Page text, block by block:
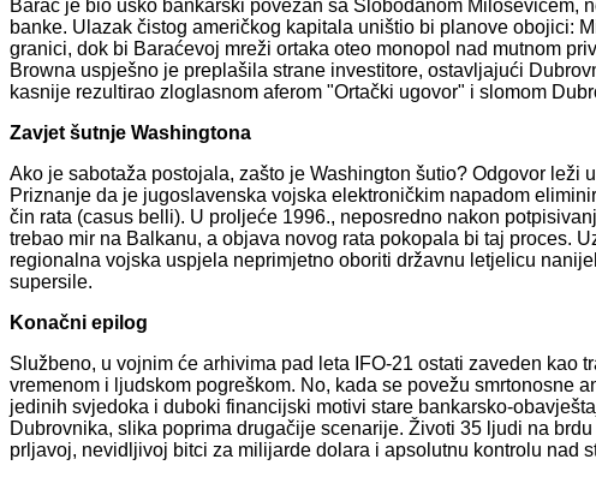
Barać je bio usko bankarski povezan sa Slobodanom Miloševićem,
banke. Ulazak čistog američkog kapitala uništio bi planove obojici:
granici, dok bi Baraćevoj mreži ortaka oteo monopol nad mutnom
Browna uspješno je preplašila strane investitore, ostavljajući
kasnije rezultirao zloglasnom aferom "Ortački ugovor" i slomom
Zavjet šutnje Washingtona
Ako je sabotaža postojala, zašto je Washington šutio? Odgovor leži
Priznanje da je jugoslavenska vojska elektroničkim napadom
čin rata (casus belli). U proljeće 1996., neposredno nakon
trebao mir na Balkanu, a objava novog rata pokopala bi taj proces.
regionalna vojska uspjela neprimjetno oboriti državnu letjelicu
supersile.
Konačni epilog
Službeno, u vojnim će arhivima pad leta IFO-21 ostati zaveden kao
vremenom i ljudskom pogreškom. No, kada se povežu smrtonosne
jedinih svjedoka i duboki financijski motivi stare bankarsko-
Dubrovnika, slika poprima drugačije scenarije. Životi 35 ljudi na
prljavoj, nevidljivoj bitci za milijarde dolara i apsolutnu kontrolu nad